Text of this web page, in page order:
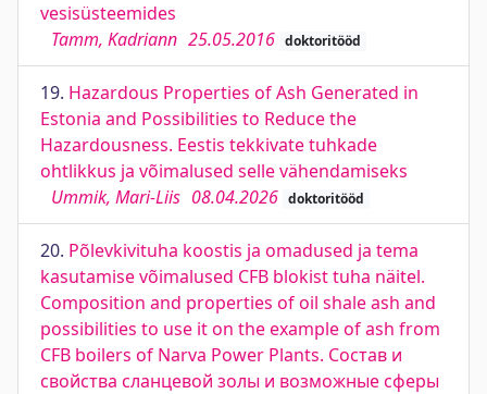
vesisüsteemides
Tamm, Kadriann 25.05.2016 doktoritööd
19. Hazardous Properties of Ash Generated in
Estonia and Possibilities to Reduce the
Hazardousness. Eestis tekkivate tuhkade
ohtlikkus ja võimalused selle vähendamiseks
Ummik, Mari-Liis 08.04.2026 doktoritööd
20. Põlevkivituha koostis ja omadused ja tema
kasutamise võimalused CFB blokist tuha näitel.
Composition and properties of oil shale ash and
possibilities to use it on the example of ash from
CFB boilers of Narva Power Plants. Состав и
свойства сланцевой золы и возможные сферы